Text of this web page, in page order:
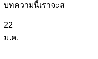
บทความนี้เราจะส
22
ม.ค.